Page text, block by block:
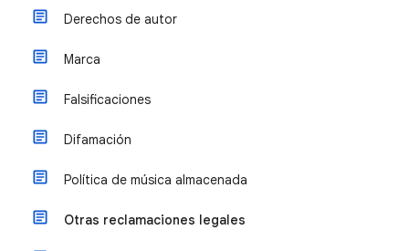
Derechos de autor
Marca
Falsificaciones
Difamación
Política de música almacenada
Otras reclamaciones legales